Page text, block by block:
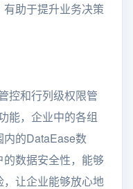
助于提升业务决策
控和行列级权限管
能，企业中的各组
的DataEase数
数据安全性，能够
让企业能够放心地